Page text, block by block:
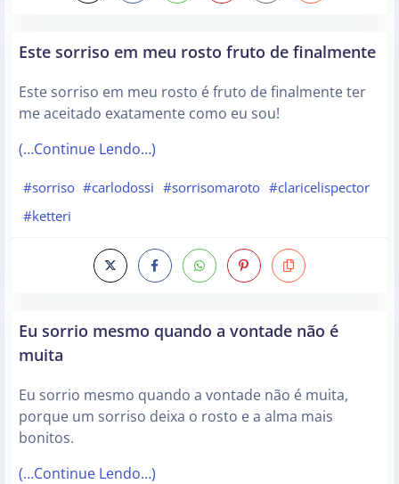
Este sorriso em meu rosto fruto de finalmente
Este sorriso em meu rosto é fruto de finalmente ter
me aceitado exatamente como eu sou!
(…Continue Lendo…)
#sorriso #carlodossi #sorrisomaroto #claricelispector
#ketteri
Eu sorrio mesmo quando a vontade não é
muita
Eu sorrio mesmo quando a vontade não é muita,
porque um sorriso deixa o rosto e a alma mais
bonitos.
(…Continue Lendo…)